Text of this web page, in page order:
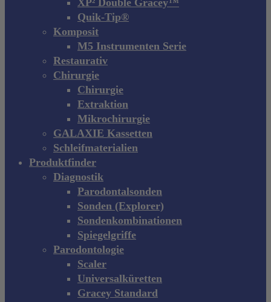
XP² Double Gracey™
Quik-Tip®
Komposit
M5 Instrumenten Serie
Restaurativ
Chirurgie
Chirurgie
Extraktion
Mikrochirurgie
GALAXIE Kassetten
Schleifmaterialien
Produktfinder
Diagnostik
Parodontalsonden
Sonden (Explorer)
Sondenkombinationen
Spiegelgriffe
Parodontologie
Scaler
Universalküretten
Gracey Standard